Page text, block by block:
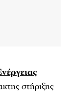
στήριξης